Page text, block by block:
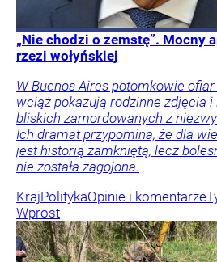
„Nie chodzi o zemstę”. Mocny
rzezi wołyńskiej
W Buenos Aires potomkowie
wciąż pokazują rodzinne zdjęcia
bliskich zamordowanych z
Ich dramat przypomina, że dla
jest historią zamkniętą, lecz
nie została zagojona.
KrajPolitykaOpinie i komentarze
Wprost